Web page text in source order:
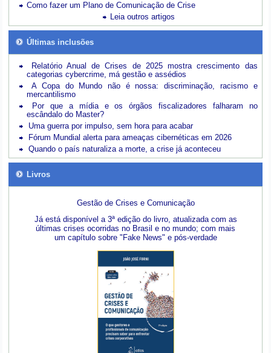
Como fazer um Plano de Comunicação de Crise
Leia outros artigos
Últimas inclusões
Relatório Anual de Crises de 2025 mostra crescimento das
categorias cybercrime, má gestão e assédios
A Copa do Mundo não é nossa: discriminação, racismo e
mercantilismo
Por que a mídia e os órgãos fiscalizadores falharam no
escândalo do Master?
Uma guerra por impulso, sem hora para acabar
Fórum Mundial alerta para ameaças cibernéticas em 2026
Quando o país naturaliza a morte, a crise já aconteceu
Livros
Gestão de Crises e Comunicação
Já está disponível a 3ª edição do livro, atualizada com as
últimas crises ocorridas no Brasil e no mundo; com mais
um capítulo sobre "Fake News" e pós-verdade